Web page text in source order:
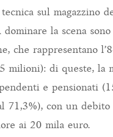
sul magazzino
dominare la scena
che rappresentano
milioni): di queste, la
e pensionati
71,3%), con un debito
ai 20 mila euro.